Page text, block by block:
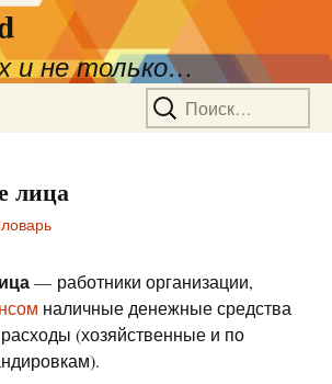
и не только…
Найти:
лица
— работники организации,
наличные денежные средства
(хозяйственные и по